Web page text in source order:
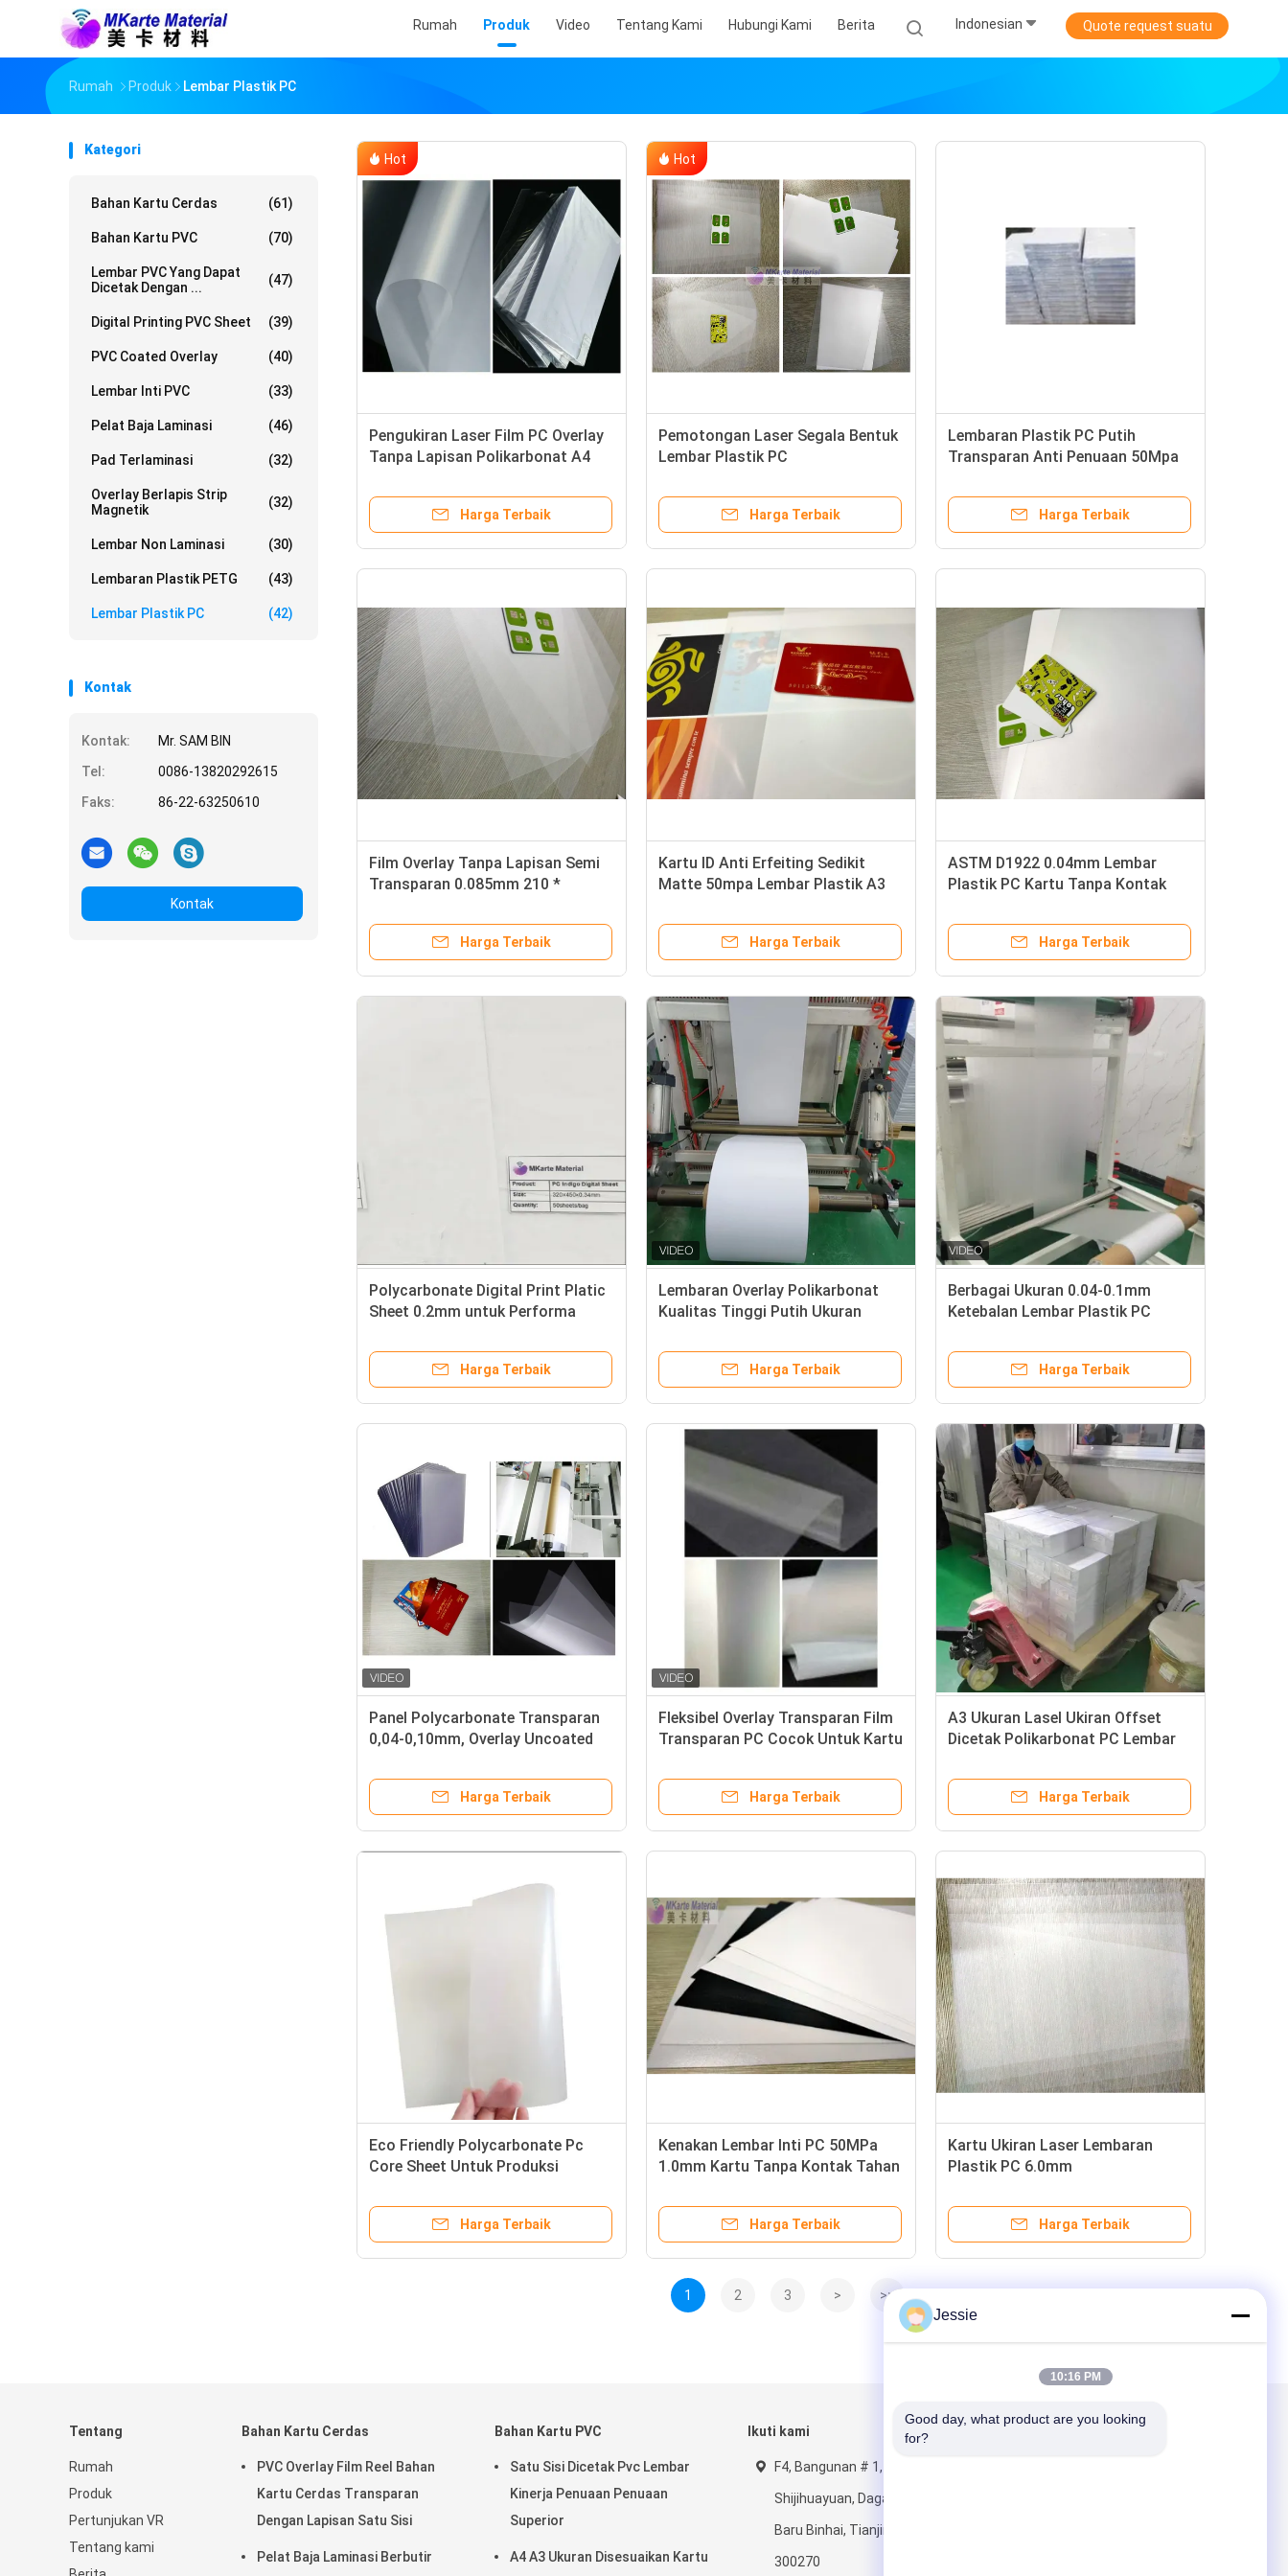
Rumah Produk Video Tentang Kami Hubungi Kami Berita Indonesian Quote request suatu
Rumah Produk Lembar Plastik PC
Kategori
Bahan Kartu Cerdas (61)
Bahan Kartu PVC (70)
Lembar PVC Yang Dapat
Dicetak Dengan ...
(47)
Digital Printing PVC Sheet (39)
PVC Coated Overlay (40)
Lembar Inti PVC (33)
Pelat Baja Laminasi (46)
Pad Terlaminasi (32)
Overlay Berlapis Strip
Magnetik
(32)
Lembar Non Laminasi (30)
Lembaran Plastik PETG (43)
Lembar Plastik PC (42)
Kontak
Kontak:
Mr. SAM BIN
Tel:
0086-13820292615
Faks:
86-22-63250610
Kontak
Hot
Pengukiran Laser Film PC Overlay
Tanpa Lapisan Polikarbonat A4
Harga Terbaik
Hot
Pemotongan Laser Segala Bentuk
Lembar Plastik PC
Harga Terbaik
Lembaran Plastik PC Putih
Transparan Anti Penuaan 50Mpa
Harga Terbaik
Film Overlay Tanpa Lapisan Semi
Transparan 0.085mm 210 *
Harga Terbaik
Kartu ID Anti Erfeiting Sedikit
Matte 50mpa Lembar Plastik A3
Harga Terbaik
ASTM D1922 0.04mm Lembar
Plastik PC Kartu Tanpa Kontak
Harga Terbaik
Polycarbonate Digital Print Platic
Sheet 0.2mm untuk Performa
Lama
Harga Terbaik
Lembaran Overlay Polikarbonat
Kualitas Tinggi Putih Ukuran
Kartu PC Untuk Produksi Kartu PC
Harga Terbaik
Berbagai Ukuran 0.04-0.1mm
Ketebalan Lembar Plastik PC
Persyaratan Pencetakan Inkjet Dan
Harga Terbaik
Panel Polycarbonate Transparan
0,04-0,10mm, Overlay Uncoated
Harga Terbaik
Fleksibel Overlay Transparan Film
Transparan PC Cocok Untuk Kartu
Harga Terbaik
A3 Ukuran Lasel Ukiran Offset
Dicetak Polikarbonat PC Lembar
Harga Terbaik
Eco Friendly Polycarbonate Pc
Core Sheet Untuk Produksi
Harga Terbaik
Kenakan Lembar Inti PC 50MPa
1.0mm Kartu Tanpa Kontak Tahan
Harga Terbaik
Kartu Ukiran Laser Lembaran
Plastik PC 6.0mm
Harga Terbaik
1 2 3 > >>
Tentang
Rumah
Produk
Pertunjukan VR
Tentang kami
Bahan Kartu Cerdas
PVC Overlay Film Reel Bahan
Kartu Cerdas Transparan
Dengan Lapisan Satu Sisi
Pelat Baja Laminasi Berbutir
Bahan Kartu PVC
Satu Sisi Dicetak Pvc Lembar
Kinerja Penuaan Penuaan
Superior
A4 A3 Ukuran Disesuaikan Kartu
Ikuti kami
F4, Bangunan # 1,
Shijihuayuan, Dagang, Area
Baru Binhai, Tianjin, Cina
300270
Kirimkan Kami
Jessie
10:16 PM
Good day, what product are you looking
for?